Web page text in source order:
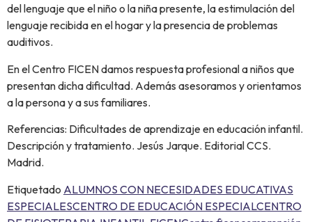
del lenguaje que el niño o la niña presente, la estimulación del
lenguaje recibida en el hogar y la presencia de problemas
auditivos.
En el Centro FICEN damos respuesta profesional a niños que
presentan dicha dificultad. Además asesoramos y orientamos
a la persona y a sus familiares.
Referencias: Dificultades de aprendizaje en educación infantil.
Descripción y tratamiento. Jesús Jarque. Editorial CCS.
Madrid.
Etiquetado ALUMNOS CON NECESIDADES EDUCATIVAS
ESPECIALESCENTRO DE EDUCACIÓN ESPECIALCENTRO